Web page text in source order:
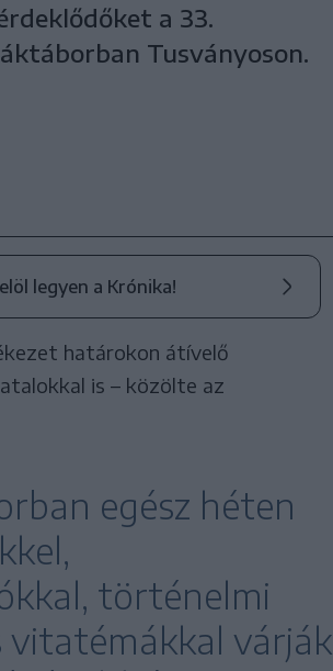
a 33.
Tusványoson.
legyen a Krónika!
határokon átívelő
is – közölte az
egész héten
történelmi
várják